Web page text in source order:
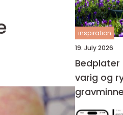
inspiration
19. July 2026
varig og
gravminne